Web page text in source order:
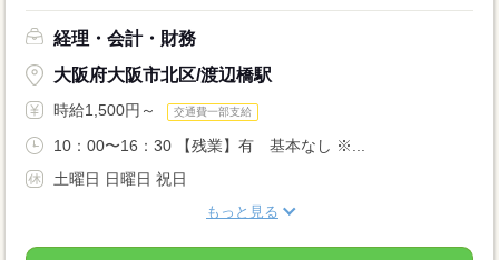
経理・会計・財務
大阪府大阪市北区/渡辺橋駅
時給1,500円～ 交通費一部支給
10：00〜16：30 【残業】有 基本なし ※...
土曜日 日曜日 祝日
もっと見る